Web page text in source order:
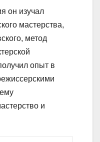
он изучал
мастерства,
метод
опыт в
и